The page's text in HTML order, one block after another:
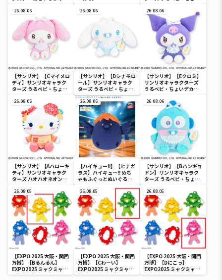
ぐるみ～カビゴン～
26.08.06
【サンリオ】【Cマイメロ
ディ】サンリオキャラク
ターズ うるベビ・ちょい
26.08.06
【サンリオ】【Dシナモロ
ール】サンリオキャラク
ターズ うるベビ・ちょい
デカドール
26.08.06
【サンリオ】【Eクロミ】
サンリオキャラクターズ
うるベビ・ちょいデカド
26.08.06
【サンリオ】【Aハローキ
ティ】サンリオキャラク
ターズ ハオハオネオンタ
26.08.06
【ハイキュー!!】【ヒナガ
ラス】ハイキュー!! めち
ゃもふぐっとぬいぐるみ
26.08.06
【サンリオ】【Bハンギョ
ドン】サンリオキャラク
ターズ うるベビ・ちょい
26.08.05
【EXPO 2025 大阪・関西
万博】【Bるんるん】
EXPO2025 ミャクミャク
カラフルゴム紐付きぬい
26.08.05
【EXPO 2025 大阪・関西
万博】【Cわーい】
EXPO2025 ミャクミャク
カラフルゴム紐付きぬい
26.08.05
【EXPO 2025 大阪・関西
万博】【Dにこっ】
EXPO2025 ミャクミャク
カラフルゴム紐付きぬい